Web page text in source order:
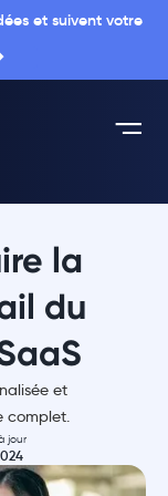
et suivent votre
la
du
et
complet.
jour